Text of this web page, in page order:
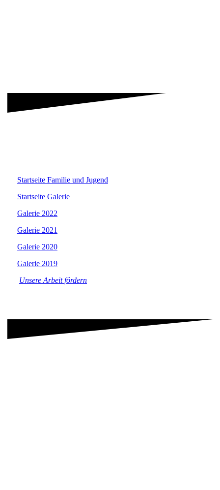
Startseite Familie und Jugend
Startseite Galerie
Galerie 2022
Galerie 2021
Galerie 2020
Galerie 2019
Unsere Arbeit fördern